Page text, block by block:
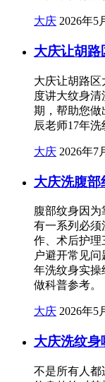
大庆 2026年5
大庆让胡
大庆让胡路
度讲大纹身
期，帮助您做
辰老师17年洗
大庆 2026年7
大庆洗腹
腹部纹身因
有一系列必须
作、术后护理
户避开常见
年洗纹身实操
做科普参考。
大庆 2026年5
大庆洗纹
不是所有人都